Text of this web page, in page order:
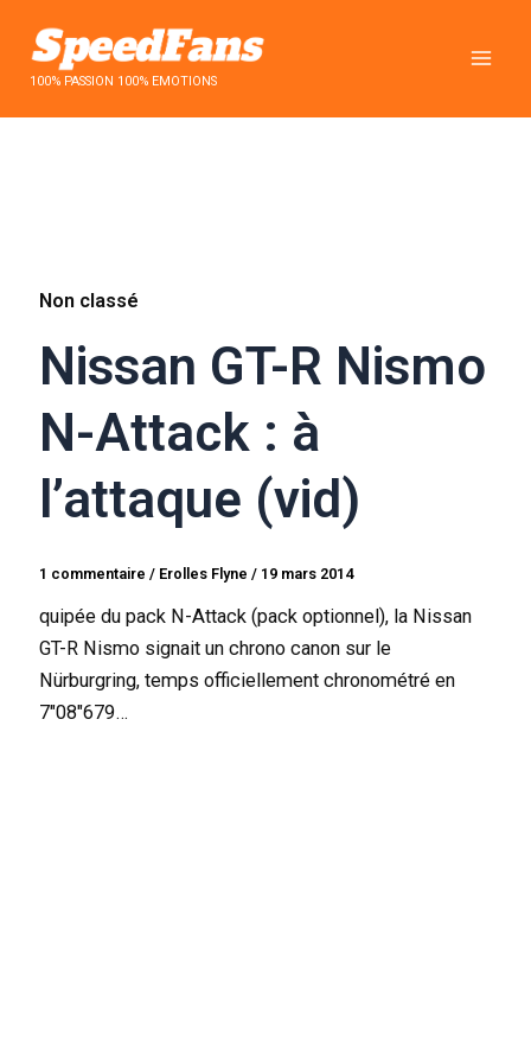
contenu100% PASSION 100% EMOTIONS
Non classé
Nissan GT-R Nismo
N-Attack : à
l’attaque (vid)
1 commentaire / Erolles Flyne/ 19 mars 2014
quipée du pack N-Attack (pack optionnel), la Nissan
GT-R Nismo signait un chrono canon sur le
Nürburgring, temps officiellement chronométré en
7″08″679…